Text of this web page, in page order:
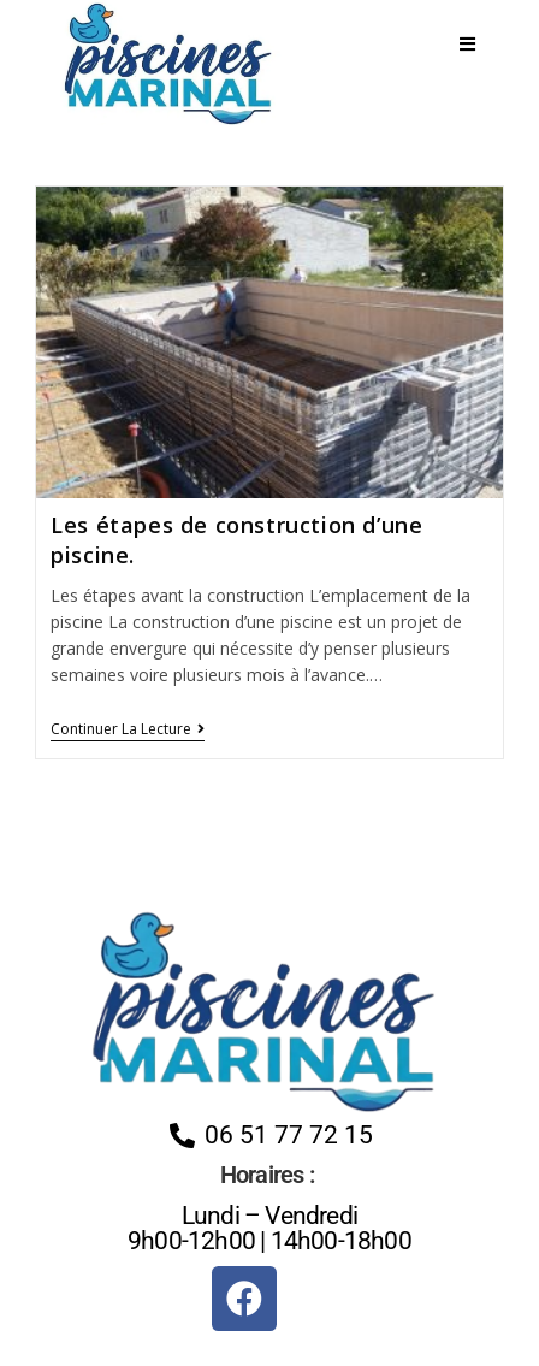
Les étapes de construction d’une
piscine.
Les étapes avant la construction L’emplacement de la
piscine La construction d’une piscine est un projet de
grande envergure qui nécessite d’y penser plusieurs
semaines voire plusieurs mois à l’avance.…
Continuer La Lecture
06 51 77 72 15
Horaires :
Lundi – Vendredi
9h00-12h00 | 14h00-18h00